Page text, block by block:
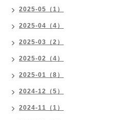
2025-05（1）
2025-04（4）
2025-03（2）
2025-02（4）
2025-01（8）
2024-12（5）
2024-11（1）